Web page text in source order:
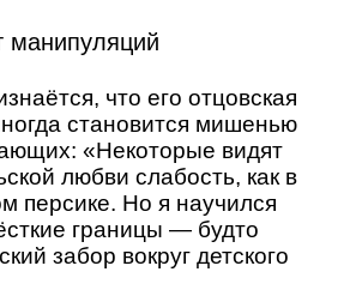
манипуляций
что его отцовская
становится мишенью
«Некоторые видят
любви слабость, как в
персике. Но я научился
границы — будто
забор вокруг детского